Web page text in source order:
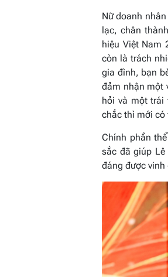
Nữ doanh
lạc, chân
hiệu Việt Nam
còn là trách
gia đình, bạn
đảm nhận một
hỏi và một trái
chắc thì mới có
Chính phần
sắc đã giúp
đáng được vinh